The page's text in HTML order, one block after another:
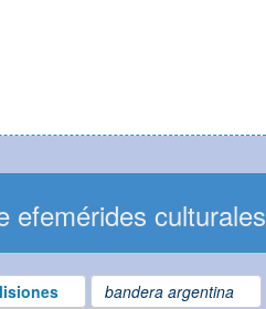
efemérides culturales
bandera argentina